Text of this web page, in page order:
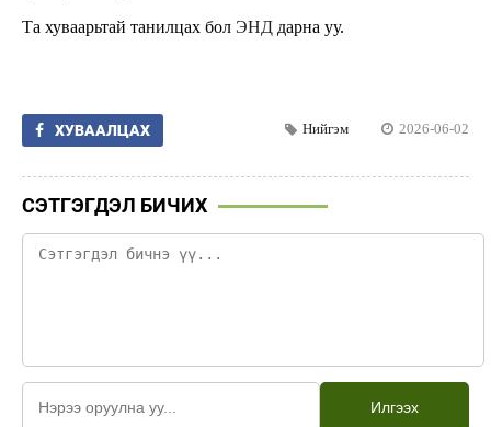
Та хуваарьтай танилцах бол ЭНД дарна уу.
ХУВААЛЦАХ Нийгэм 2026-06-02
СЭТГЭГДЭЛ БИЧИХ
Илгээх